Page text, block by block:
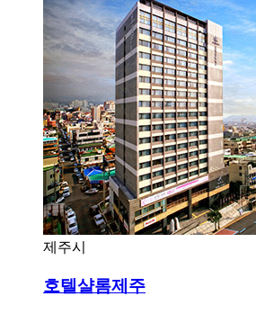
제주시
호텔샬롬제주